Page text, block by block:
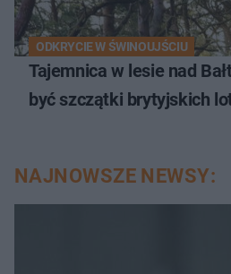
ODKRYCIE W ŚWINOUJŚCIU
Tajemnica w lesie nad
być szczątki brytyjskich
NAJNOWSZE NEWSY: